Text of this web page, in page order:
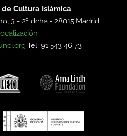
de Cultura Islámica
3 - 2º dcha -28015 Madrid
Tel: 91 543 46 73